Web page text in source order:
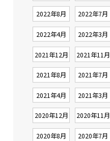
2022年8月 2022年7月
2022年4月 2022年3月
2021年12月 2021年11月
2021年8月 2021年7月
2021年4月 2021年3月
2020年12月 2020年11月
2020年8月 2020年7月